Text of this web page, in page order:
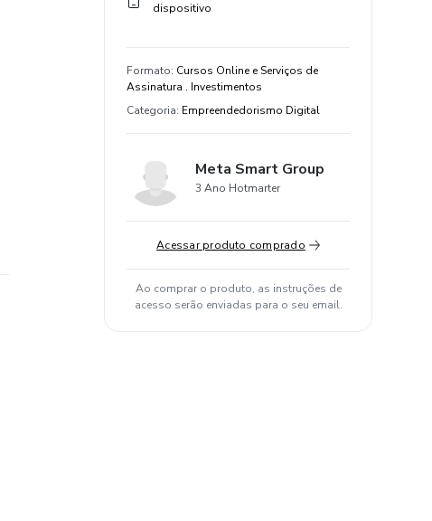
dispositivo
Formato: Cursos Online e Serviços de
Assinatura . Investimentos
Categoria: Empreendedorismo Digital
Meta Smart Group
3 Ano Hotmarter
Acessar produto comprado
Ao comprar o produto, as instruções de
acesso serão enviadas para o seu email.